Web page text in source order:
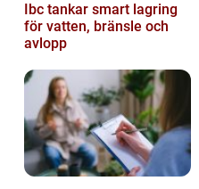
Ibc tankar smart lagring
för vatten, bränsle och
avlopp